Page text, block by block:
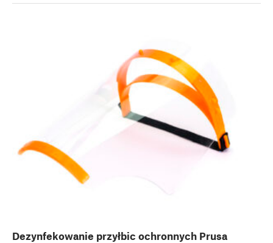
Dezynfekowanie przyłbic ochronnych Prusa